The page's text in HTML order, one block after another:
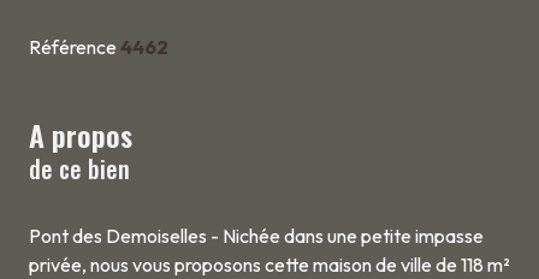
Référence 4462
A propos
de ce bien
Pont des Demoiselles - Nichée dans une petite impasse
privée, nous vous proposons cette maison de ville de 118 m²